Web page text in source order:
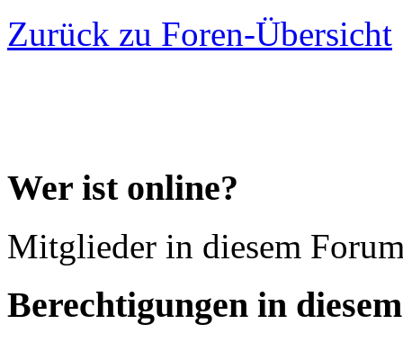
Zurück zu Foren-Übersicht
Wer ist online?
Mitglieder in diesem
Berechtigungen in